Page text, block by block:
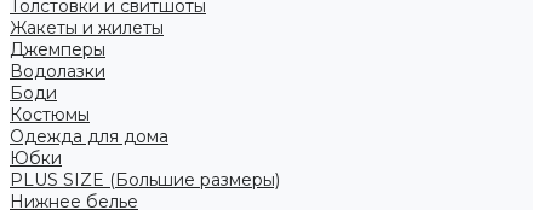
Толстовки и свитшоты
Жакеты и жилеты
Джемперы
Водолазки
Боди
Костюмы
Одежда для дома
Юбки
PLUS SIZE (Большие размеры)
Нижнее белье